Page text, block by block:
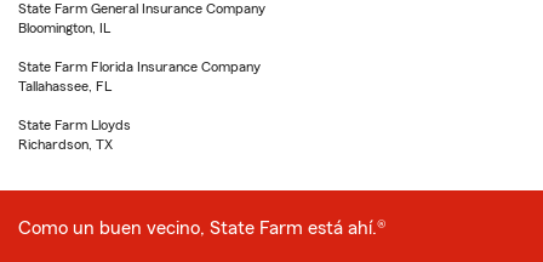
State Farm General Insurance Company
Bloomington, IL
State Farm Florida Insurance Company
Tallahassee, FL
State Farm Lloyds
Richardson, TX
Como un buen vecino, State Farm está ahí.®